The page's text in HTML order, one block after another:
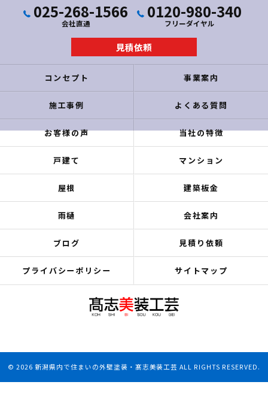
025-268-1566
会社直通
0120-980-340
フリーダイヤル
見積依頼
コンセプト 事業案内
施工事例 よくある質問
お客様の声 当社の特徴
戸建て マンション
屋根 建築板金
雨樋 会社案内
ブログ 見積り依頼
プライバシーポリシー サイトマップ
© 2026 新潟県内で住まいの外壁塗装・髙志美装工芸 ALL RIGHTS RESERVED.